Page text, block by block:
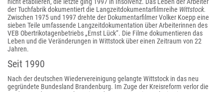
nicht etablieren, die letzte ging 1997 in Insolvenz. Das Leben der Arbeiter
der Tuchfabrik dokumentiert die Langzeitdokumentarfilmreihe Wittstock.
Zwischen 1975 und 1997 drehte der Dokumentarfilmer Volker Koepp eine
sieben Teile umfassende Langzeitdokumentation über Arbeiterinnen des
VEB Obertrikotagenbetriebs „Ernst Lück“. Die Filme dokumentieren das
Leben und die Veränderungen in Wittstock über einen Zeitraum von 22
Jahren.
Seit 1990
Nach der deutschen Wiedervereinigung gelangte Wittstock in das neu
gegründete Bundesland Brandenburg. Im Zuge der Kreisreform verlor die